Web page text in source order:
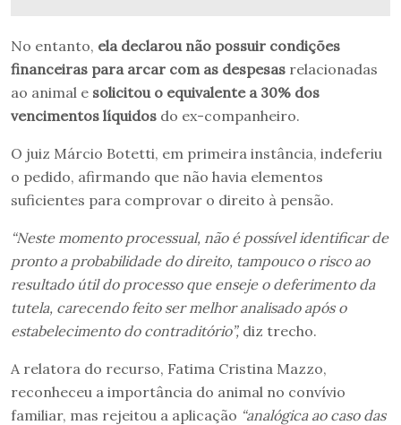
No entanto, ela declarou não possuir condições
financeiras para arcar com as despesas relacionadas
ao animal e solicitou o equivalente a 30% dos
vencimentos líquidos do ex-companheiro.
O juiz Márcio Botetti, em primeira instância, indeferiu
o pedido, afirmando que não havia elementos
suficientes para comprovar o direito à pensão.
“Neste momento processual, não é possível identificar de
pronto a probabilidade do direito, tampouco o risco ao
resultado útil do processo que enseje o deferimento da
tutela, carecendo feito ser melhor analisado após o
estabelecimento do contraditório”, diz trecho.
A relatora do recurso, Fatima Cristina Mazzo,
reconheceu a importância do animal no convívio
familiar, mas rejeitou a aplicação “analógica ao caso das